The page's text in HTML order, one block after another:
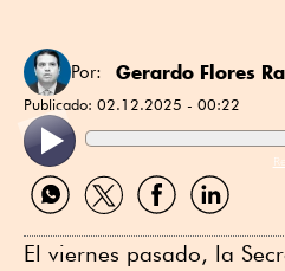
Por: Gerardo Flores
Publicado: 02.12.2025 - 00:22
Compartir
por
Compartir
por
Compartir
por
Compartir
por
El viernes pasado, la